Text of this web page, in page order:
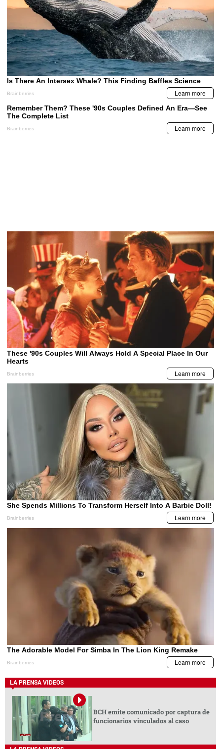
LA PRENSA VIDEOS
BCH emite comunicado por captura de
funcionarios vinculados al caso